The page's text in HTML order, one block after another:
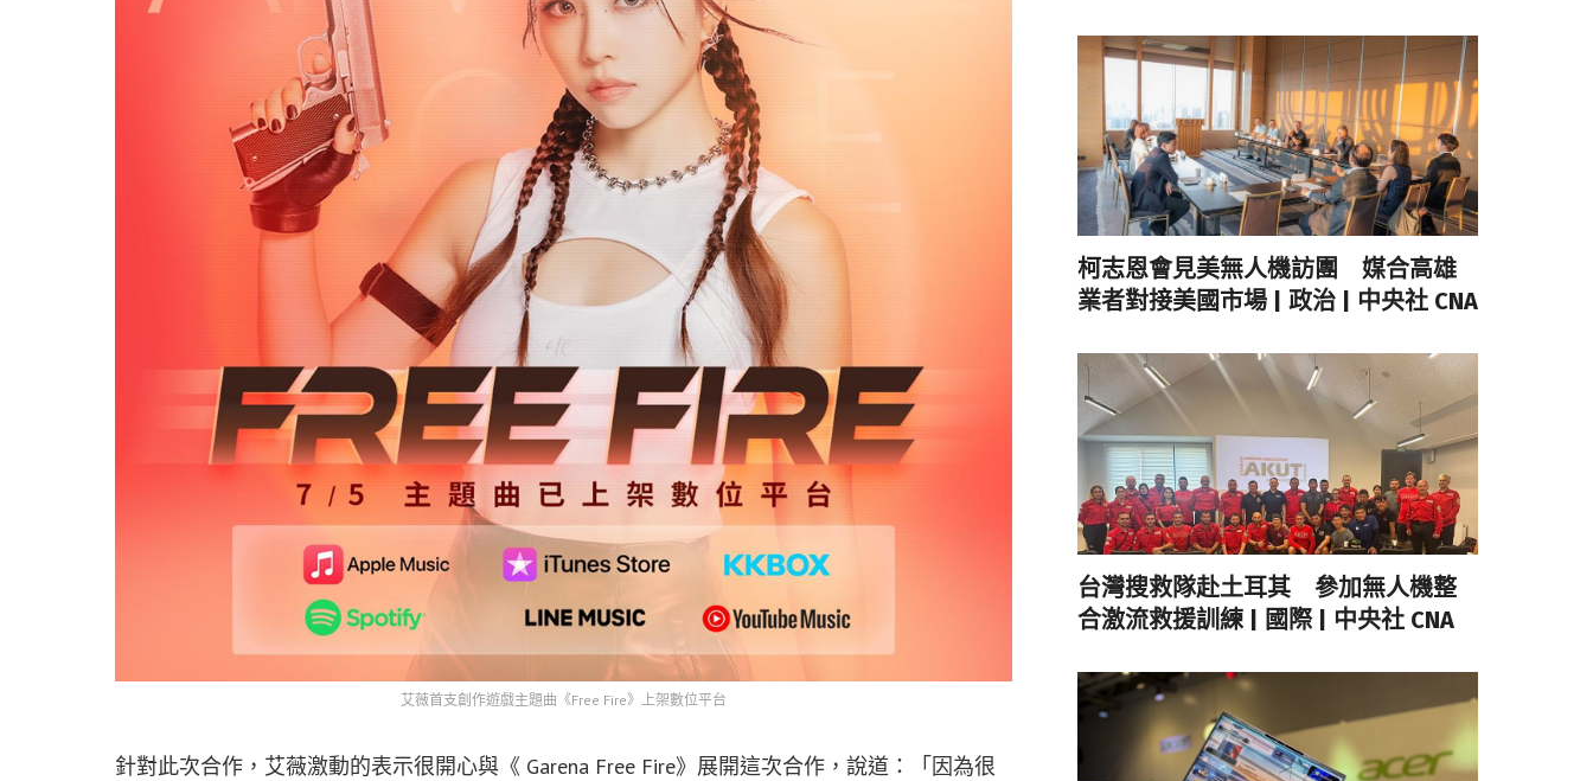
艾薇首支創作遊戲主題曲《Free Fire》上架數位平台
針對此次合作，艾薇激動的表示很開心與《 Garena Free Fire》展開這次合作，說道：「因為很
柯志恩會見美無人機訪團 媒合高雄
業者對接美國市場 | 政治 | 中央社 CNA
台灣搜救隊赴土耳其 參加無人機整
合激流救援訓練 | 國際 | 中央社 CNA